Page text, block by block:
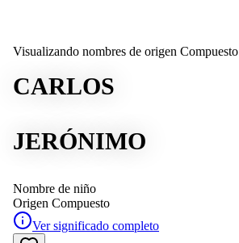
Visualizando nombres de origen Compuesto
CARLOS
JERÓNIMO
Nombre de niño
Origen Compuesto
Ver significado completo